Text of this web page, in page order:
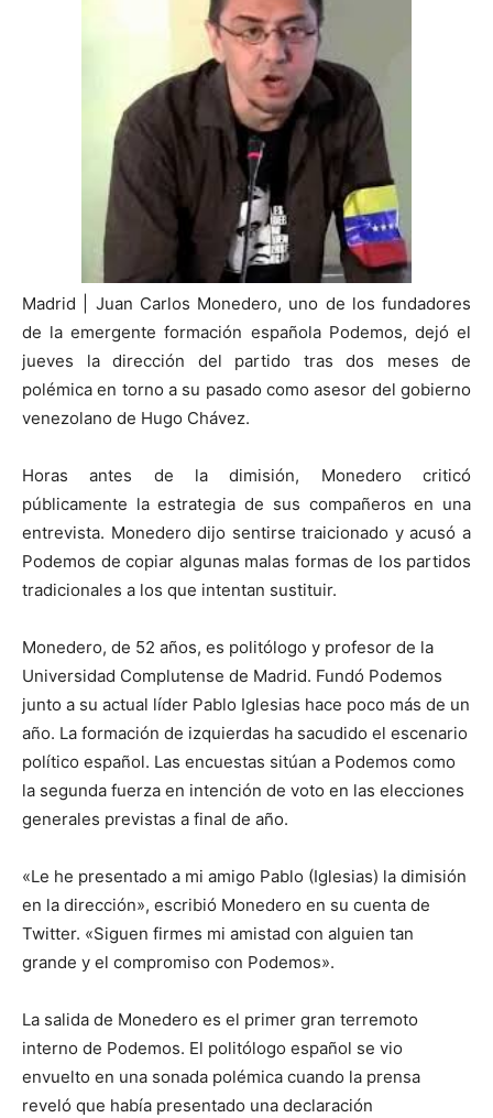
Madrid | Juan Carlos Monedero, uno de los fundadores
de la emergente formación española Podemos, dejó el
jueves la dirección del partido tras dos meses de
polémica en torno a su pasado como asesor del gobierno
venezolano de Hugo Chávez.
Horas antes de la dimisión, Monedero criticó
públicamente la estrategia de sus compañeros en una
entrevista. Monedero dijo sentirse traicionado y acusó a
Podemos de copiar algunas malas formas de los partidos
tradicionales a los que intentan sustituir.
Monedero, de 52 años, es politólogo y profesor de la
Universidad Complutense de Madrid. Fundó Podemos
junto a su actual líder Pablo Iglesias hace poco más de un
año. La formación de izquierdas ha sacudido el escenario
político español. Las encuestas sitúan a Podemos como
la segunda fuerza en intención de voto en las elecciones
generales previstas a final de año.
«Le he presentado a mi amigo Pablo (Iglesias) la dimisión
en la dirección», escribió Monedero en su cuenta de
Twitter. «Siguen firmes mi amistad con alguien tan
grande y el compromiso con Podemos».
La salida de Monedero es el primer gran terremoto
interno de Podemos. El politólogo español se vio
envuelto en una sonada polémica cuando la prensa
reveló que había presentado una declaración